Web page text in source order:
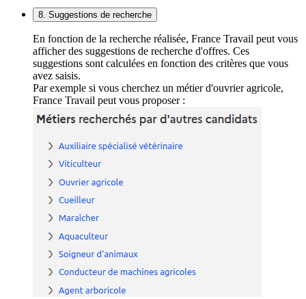
8. Suggestions de recherche
En fonction de la recherche réalisée, France Travail peut vous
afficher des suggestions de recherche d'offres. Ces
suggestions sont calculées en fonction des critères que vous
avez saisis.
Par exemple si vous cherchez un métier d'ouvrier agricole,
France Travail peut vous proposer :